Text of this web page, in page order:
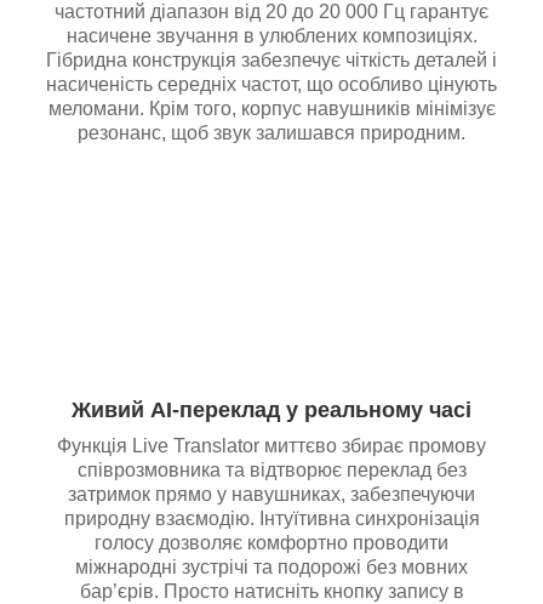
частотний діапазон від 20 до 20 000 Гц гарантує
насичене звучання в улюблених композиціях.
Гібридна конструкція забезпечує чіткість деталей і
насиченість середніх частот, що особливо цінують
меломани. Крім того, корпус навушників мінімізує
резонанс, щоб звук залишався природним.
Живий AI-переклад у реальному часі
Функція Live Translator миттєво збирає промову
співрозмовника та відтворює переклад без
затримок прямо у навушниках, забезпечуючи
природну взаємодію. Інтуїтивна синхронізація
голосу дозволяє комфортно проводити
міжнародні зустрічі та подорожі без мовних
бар’єрів. Просто натисніть кнопку запису в